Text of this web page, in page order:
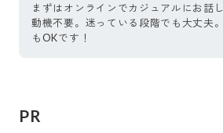
まずはオンラインでカジュアルにお話
動機不要。迷っている段階でも大丈夫
もOKです！
PR